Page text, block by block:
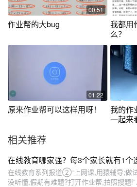
00:51
作业帮的大bug
我都用
么？
01:22
原来作业帮可以这样用呀！
我的作
一起来
相关推荐
在线教育哪家强？每3个家长就有1个
在线教育系列报道②“上网课,用猿辅导;做
没听懂,假期有难题?打开作业帮,拍照搜题